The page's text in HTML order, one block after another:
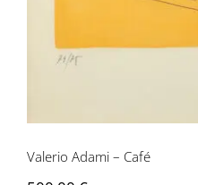
Valerio Adami – Café